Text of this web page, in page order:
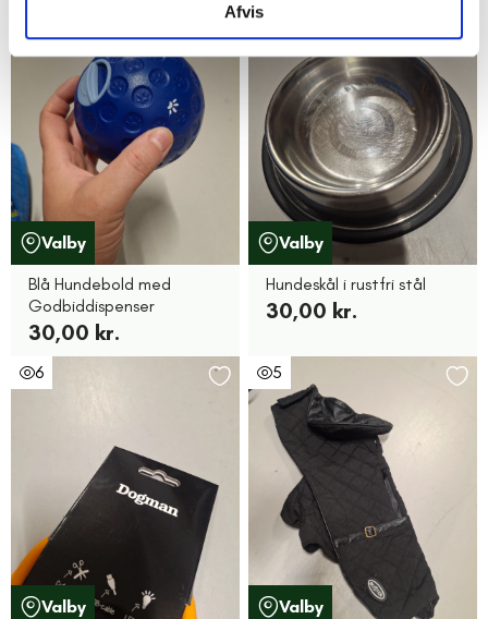
Afvis
Valby
Blå Hundebold med
Godbiddispenser
30,00 kr.
Valby
Hundeskål i rustfri stål
30,00 kr.
6
Valby
5
Valby